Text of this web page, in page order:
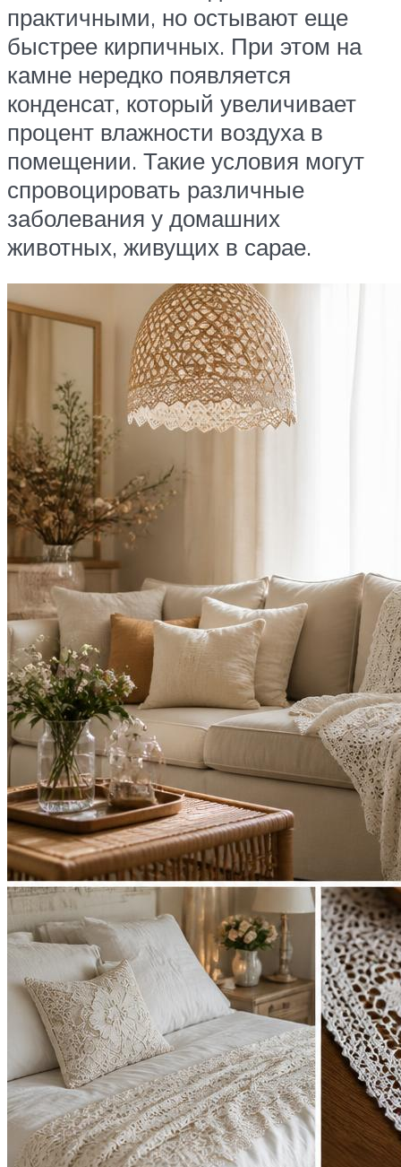
практичными, но остывают еще
быстрее кирпичных. При этом на
камне нередко появляется
конденсат, который увеличивает
процент влажности воздуха в
помещении. Такие условия могут
спровоцировать различные
заболевания у домашних
животных, живущих в сарае.